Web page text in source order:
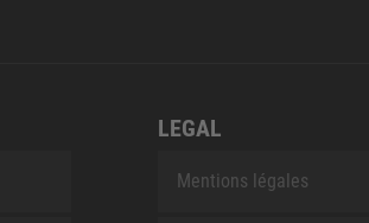
LEGAL
Mentions légales